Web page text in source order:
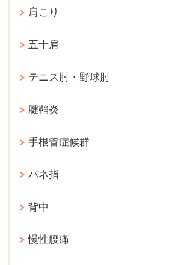
肩こり
五十肩
テニス肘・野球肘
腱鞘炎
手根管症候群
バネ指
背中
慢性腰痛